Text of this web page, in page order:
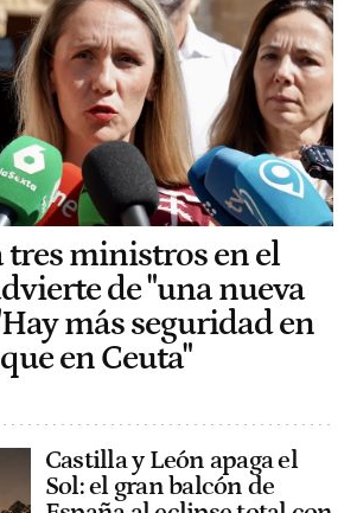
tres ministros en el
de "una nueva
más seguridad en
en Ceuta"
Castilla y León apaga el
Sol: el gran balcón de